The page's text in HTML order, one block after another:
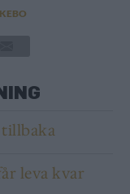
tillbaka
leva kvar